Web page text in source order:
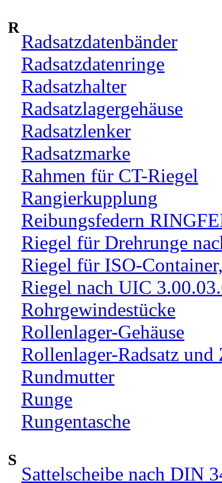
R
Radsatzdatenbänder
Radsatzdatenringe
Radsatzhalter
Radsatzlagergehäuse
Radsatzlenker
Radsatzmarke
Rahmen für CT-Riegel
Rangierkupplung
Reibungsfedern
Riegel für Drehrunge
Riegel für ISO-
Riegel nach UIC
Rohrgewindestücke
Rollenlager-Gehäuse
Rollenlager-Radsatz und
Rundmutter
Runge
Rungentasche
S
Sattelscheibe nach DIN